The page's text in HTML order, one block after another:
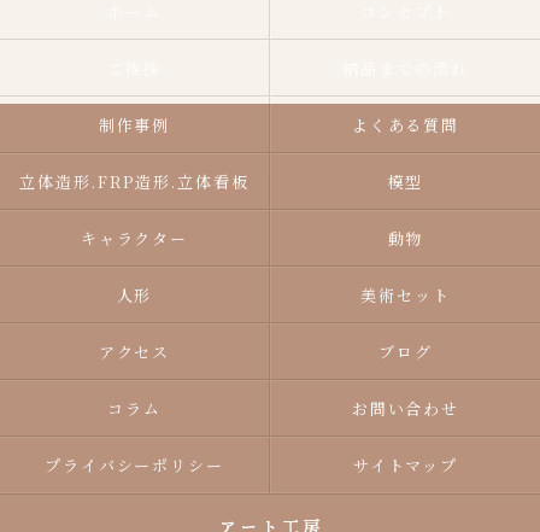
制作事例 よくある質問
立体造形.FRP造形.立体看板 模型
キャラクター 動物
人形 美術セット
アクセス ブログ
コラム お問い合わせ
プライバシーポリシー サイトマップ